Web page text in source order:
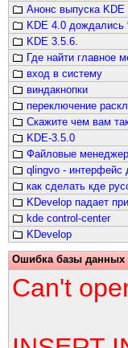
Анонс выпуска KDE
KDE 4.0 дождались
KDE 3.5.6.
Где найти главное
вход в систему
виндакнопки
переключение
Скажите чем вам
KDE-3.5.0
Файловые
qlingvo - интерфейс
как сделать кде
KDevelop падает
kde control-center
KDevelop
Ошибка базы данных
Can't